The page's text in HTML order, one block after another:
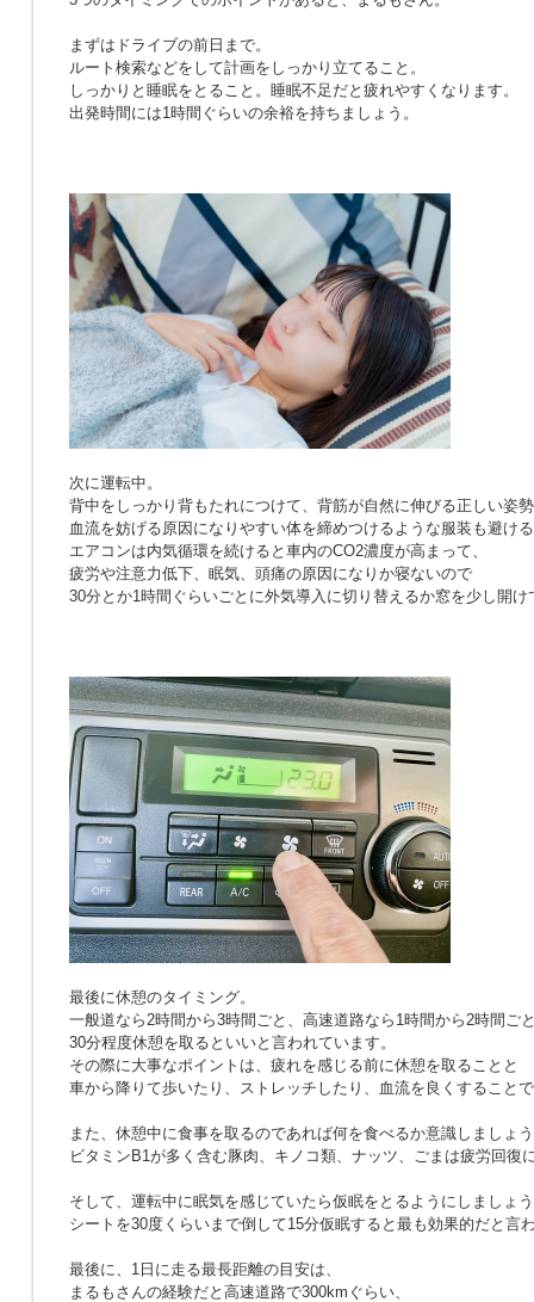
まずはドライブの前日まで。
ルート検索などをして計画をしっかり立てること。
しっかりと睡眠をとること。睡眠不足だと疲れやすくなります。
出発時間には1時間ぐらいの余裕を持ちましょう。
次に運転中。
背中をしっかり背もたれにつけて、背筋が自然に伸びる正しい姿
血流を妨げる原因になりやすい体を締めつけるような服装も避け
エアコンは内気循環を続けると車内のCO2濃度が高まって、
疲労や注意力低下、眠気、頭痛の原因になりか寝ないので
30分とか1時間ぐらいごとに外気導入に切り替えるか窓を少し開け
最後に休憩のタイミング。
一般道なら2時間から3時間ごと、高速道路なら1時間から2時間ご
30分程度休憩を取るといいと言われています。
その際に大事なポイントは、疲れを感じる前に休憩を取ることと
車から降りて歩いたり、ストレッチしたり、血流を良くすること
また、休憩中に食事を取るのであれば何を食べるか意識しましょ
ビタミンB1が多く含む豚肉、キノコ類、ナッツ、ごまは疲労回復
そして、運転中に眠気を感じていたら仮眠をとるようにしましょ
シートを30度くらいまで倒して15分仮眠すると最も効果的だと言
最後に、1日に走る最長距離の目安は、
まるもさんの経験だと高速道路で300kmぐらい、